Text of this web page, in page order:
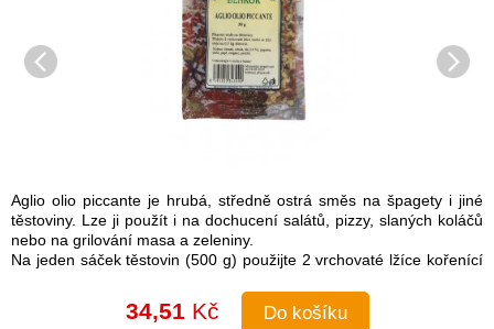
Aglio olio piccante je hrubá, středně ostrá směs na špagety i jiné
těstoviny. Lze ji použít i na dochucení salátů, pizzy, slaných koláčů
nebo na grilování masa a zeleniny.
Na jeden sáček těstovin (500 g) použijte 2 vrchovaté lžíce kořenící
Návod na přípravu: Do uvařených těstovin přimíchejte kořenící
směs a lžíci olivového oleje. Je možné také na pánvi olivový olej
34,51Kč Do košíku